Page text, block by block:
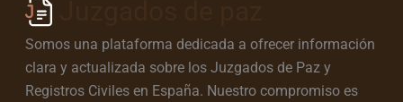
Somos una plataforma dedicada a ofrecer información
clara y actualizada sobre los Juzgados de Paz y
Registros Civiles en España. Nuestro compromiso es